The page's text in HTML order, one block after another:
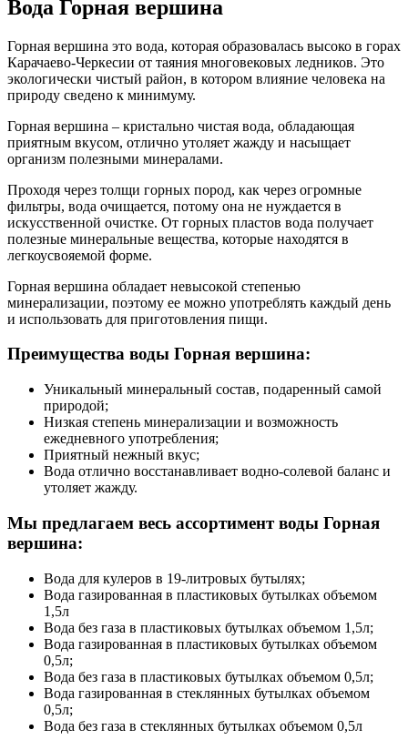
Вода Горная вершина
Горная вершина это вода, которая образовалась высоко в горах
Карачаево-Черкесии от таяния многовековых ледников. Это
экологически чистый район, в котором влияние человека на
природу сведено к минимуму.
Горная вершина – кристально чистая вода, обладающая
приятным вкусом, отлично утоляет жажду и насыщает
организм полезными минералами.
Проходя через толщи горных пород, как через огромные
фильтры, вода очищается, потому она не нуждается в
искусственной очистке. От горных пластов вода получает
полезные минеральные вещества, которые находятся в
легкоусвояемой форме.
Горная вершина обладает невысокой степенью
минерализации, поэтому ее можно употреблять каждый день
и использовать для приготовления пищи.
Преимущества воды Горная вершина:
Уникальный минеральный состав, подаренный самой
природой;
Низкая степень минерализации и возможность
ежедневного употребления;
Приятный нежный вкус;
Вода отлично восстанавливает водно-солевой баланс и
утоляет жажду.
Мы предлагаем весь ассортимент воды Горная
вершина:
Вода для кулеров в 19-литровых бутылях;
Вода газированная в пластиковых бутылках объемом
1,5л
Вода без газа в пластиковых бутылках объемом 1,5л;
Вода газированная в пластиковых бутылках объемом
0,5л;
Вода без газа в пластиковых бутылках объемом 0,5л;
Вода газированная в стеклянных бутылках объемом
0,5л;
Вода без газа в стеклянных бутылках объемом 0,5л